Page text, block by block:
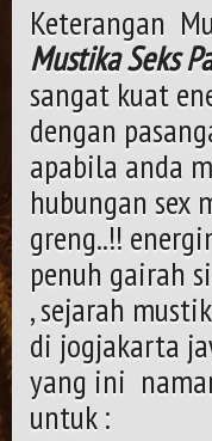
Keterangan
Mustika Seks
sangat kuat
dengan
apabila anda
hubungan
greng..!!
penuh gairah
, sejarah
di jogjakarta
yang ini
untuk :